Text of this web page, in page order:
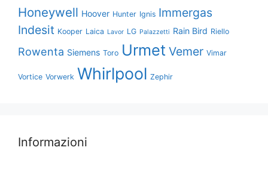
Honeywell Hoover Hunter Ignis Immergas
Indesit Kooper Laica Lavor LG Palazzetti Rain Bird Riello
Rowenta Siemens Toro Urmet Vemer Vimar
Vortice Vorwerk Whirlpool Zephir
Informazioni